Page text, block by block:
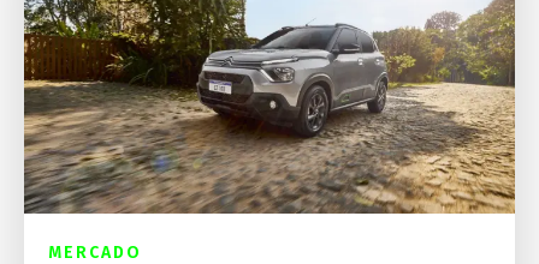
MERCADO